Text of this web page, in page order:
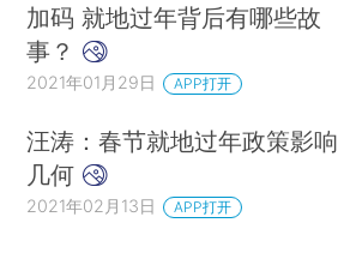
加码 就地过年背后有哪些故
事？
2021年01月29日 APP打开
汪涛：春节就地过年政策影响
几何
2021年02月13日 APP打开